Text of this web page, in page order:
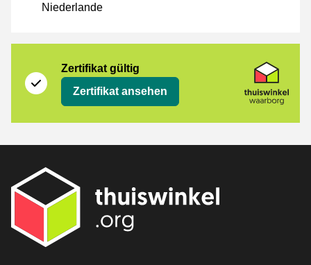
Niederlande
Zertifikat gültig
Zertifikat ansehen